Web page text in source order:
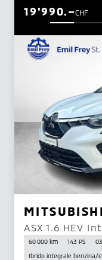
CHF
19'990.–
ASX 1.6 HEV
60 000 km 143 PS
Ibrido integrale benzina/